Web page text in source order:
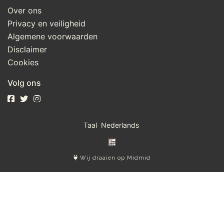
Over ons
Privacy en veiligheid
Algemene voorwaarden
Disclaimer
Cookies
Volg ons
Taal
Wij draaien op Midmid